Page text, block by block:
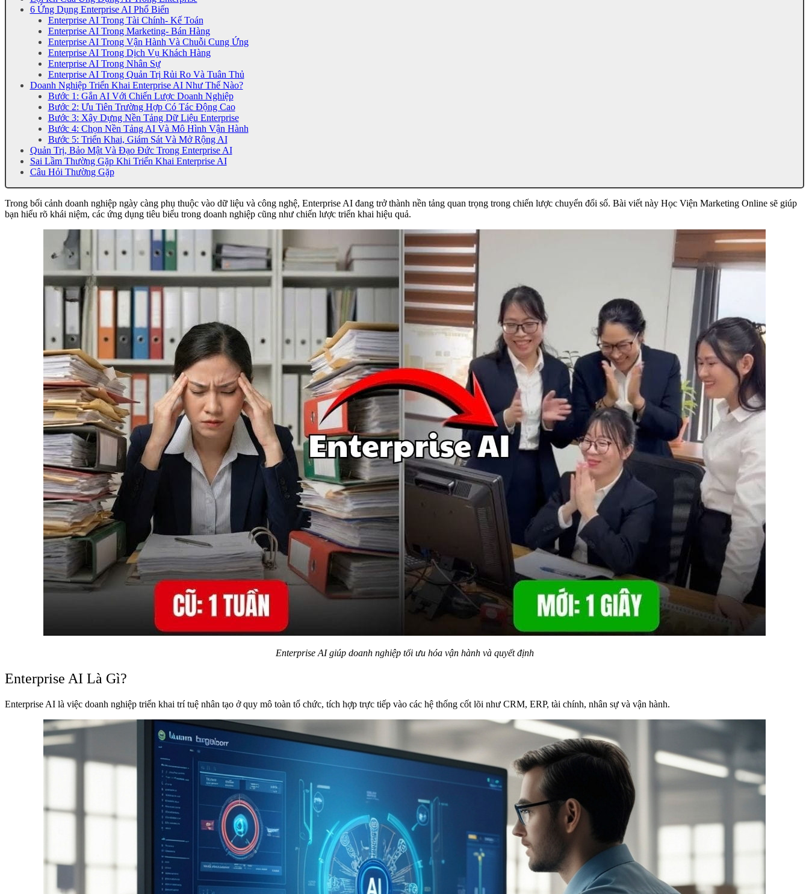
6 Ứng Dụng Enterprise AI Phổ Biến
Enterprise AI Trong Tài Chính- Kế Toán
Enterprise AI Trong Marketing- Bán Hàng
Enterprise AI Trong Vận Hành Và Chuỗi Cung Ứng
Enterprise AI Trong Dịch Vụ Khách Hàng
Enterprise AI Trong Nhân Sự
Enterprise AI Trong Quản Trị Rủi Ro Và Tuân Thủ
Doanh Nghiệp Triển Khai Enterprise AI Như Thế Nào?
Bước 1: Gắn AI Với Chiến Lược Doanh Nghiệp
Bước 2: Ưu Tiên Trường Hợp Có Tác Động Cao
Bước 3: Xây Dựng Nền Tảng Dữ Liệu Enterprise
Bước 4: Chọn Nền Tảng AI Và Mô Hình Vận Hành
Bước 5: Triển Khai, Giám Sát Và Mở Rộng AI
Quản Trị, Bảo Mật Và Đạo Đức Trong Enterprise AI
Sai Lầm Thường Gặp Khi Triển Khai Enterprise AI
Câu Hỏi Thường Gặp
Trong bối cảnh doanh nghiệp ngày càng phụ thuộc vào dữ liệu và công nghệ, Enterprise AI đang trở thành nền tảng quan trọng trong chiến lược chuyển đổi số. Bài viết này Học Viện Marketing Online sẽ giúp
bạn hiểu rõ khái niệm, các ứng dụng tiêu biểu trong doanh nghiệp cũng như chiến lược triển khai hiệu quả.
Enterprise AI giúp doanh nghiệp tối ưu hóa vận hành và quyết định
Enterprise AI Là Gì?
Enterprise AI là việc doanh nghiệp triển khai trí tuệ nhân tạo ở quy mô toàn tổ chức, tích hợp trực tiếp vào các hệ thống cốt lõi như CRM, ERP, tài chính, nhân sự và vận hành.